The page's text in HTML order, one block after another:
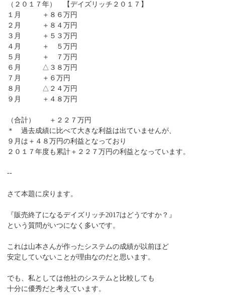
（２０１７年） 【デイズリッチ２０１７】
１月 ＋８６万円
２月 ＋８４万円
３月 ＋５３万円
４月 ＋ ５万円
５月 ＋ ７万円
６月 △３８万円
７月 ＋６万円
８月 △２４万円
９月 ＋４８万円
（合計） ＋２２７万円
＊ 過去成績に比べて大きな利益は出ていませんが、
９月は＋４８万円の利益となっており
２０１７年度も累計＋２２７万円の利益となっています。
--
さて本題に戻ります。
『販売終了になるデイズリッチ2017はどうですか？』
という質問がいつになく多いです。
これは山本さんが作ったシステムの成績が以前ほど
安定していないことが理由なのだと思います。
でも、私としては他社のシステムと比較しても
十分に優秀だと考えています。